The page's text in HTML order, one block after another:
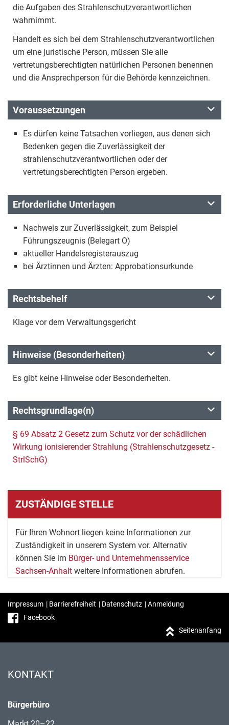
die Aufgaben des Strahlenschutzverantwortlichen
wahrnimmt.
Handelt es sich bei dem Strahlenschutzverantwortlichen
um eine juristische Person, müssen Sie alle
vertretungsberechtigten natürlichen Personen benennen
und die Ansprechperson für die Behörde kennzeichnen.
Voraussetzungen
Es dürfen keine Tatsachen vorliegen, aus denen sich
Bedenken gegen die Zuverlässigkeit der
strahlenschutzverantwortlichen oder der
vertretungsberechtigten Person ergeben.
Erforderliche Unterlagen
Nachweis zur Zuverlässigkeit, zum Beispiel
Führungszeugnis (Belegart O)
aktueller Handelsregisterauszug
bei Ärztinnen und Ärzten: Approbationsurkunde
Rechtsbehelf
Klage vor dem Verwaltungsgericht
Hinweise (Besonderheiten)
Es gibt keine Hinweise oder Besonderheiten.
Rechtsgrundlage(n)
§ 69 Absatz 2 Gesetz zum Schutz vor der schädlichen
Wirkung ionisierender Strahlung (Strahlenschutzgesetz -
StrlSchG)
ZUSTÄNDIGE STELLE
Für Ihren Wohnort liegen keine Informationen zur
Zuständigkeit in unserem System vor. Alternativ
können Sie im Bürger- und Unternehmensservice
Sachsen-Anhalt weitere Informationen abrufen.
Impressum | Barrierefreiheit | Datenschutz |Anmeldung
Facebook
Seitenanfang
KONTAKT
Bürgerbüro